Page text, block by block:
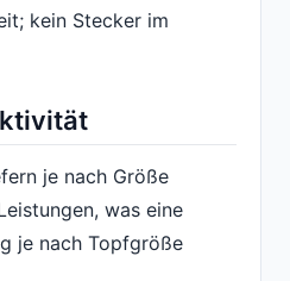
kein Stecker im
je nach Größe
was eine
je nach Topfgröße